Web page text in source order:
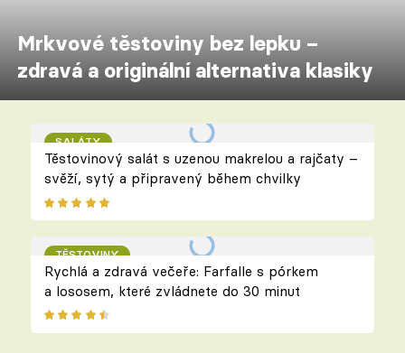
Mrkvové těstoviny bez lepku –
zdravá a originální alternativa klasiky
SALÁTY
Těstovinový salát s uzenou makrelou a rajčaty –
svěží, sytý a připravený během chvilky
TĚSTOVINY
Rychlá a zdravá večeře: Farfalle s pórkem
a lososem, které zvládnete do 30 minut